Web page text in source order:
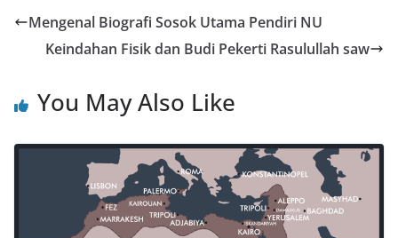
Mengenal Biografi Sosok Utama Pendiri NU
Keindahan Fisik dan Budi Pekerti Rasulullah saw
You May Also Like